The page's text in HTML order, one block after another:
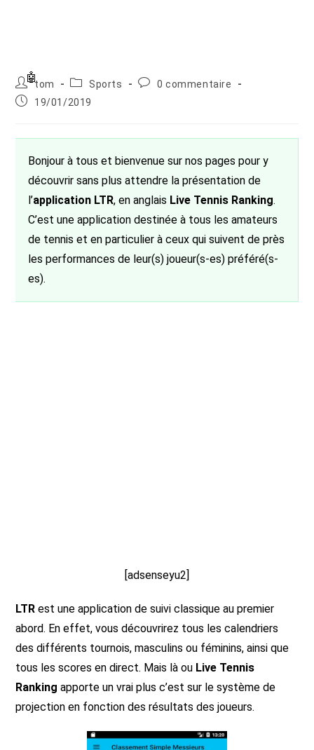
Auteur/autrice
de
la
tom
PostSports
Commentaires
0 commentaire
Publication
19/01/2019
Bonjour à tous et bienvenue sur nos pages pour y
découvrir sans plus attendre la présentation de
l’application LTR, en anglais Live Tennis Ranking.
C’est une application destinée à tous les amateurs
de tennis et en particulier à ceux qui suivent de près
les performances de leur(s) joueur(s-es) préféré(s-
es).
[adsenseyu2]
LTR est une application de suivi classique au premier
abord. En effet, vous découvrirez tous les calendriers
des différents tournois, masculins ou féminins, ainsi que
tous les scores en direct. Mais là ou Live Tennis
Ranking apporte un vrai plus c’est sur le système de
projection en fonction des résultats des joueurs.